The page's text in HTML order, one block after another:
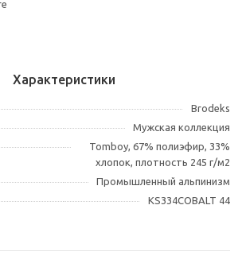
Характеристики
Brodeks
Мужская коллекция
Tomboy, 67% полиэфир, 33%
хлопок, плотность 245 г/м2
Промышленный альпинизм
KS334COBALT 44